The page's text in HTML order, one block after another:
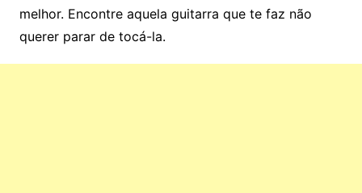
melhor. Encontre aquela guitarra que te faz não
querer parar de tocá-la.